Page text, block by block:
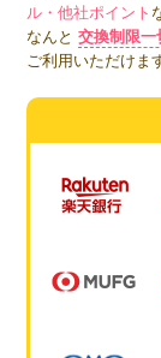
ル・他社ポイント
なんと 交換制限一
ご利用いただけま